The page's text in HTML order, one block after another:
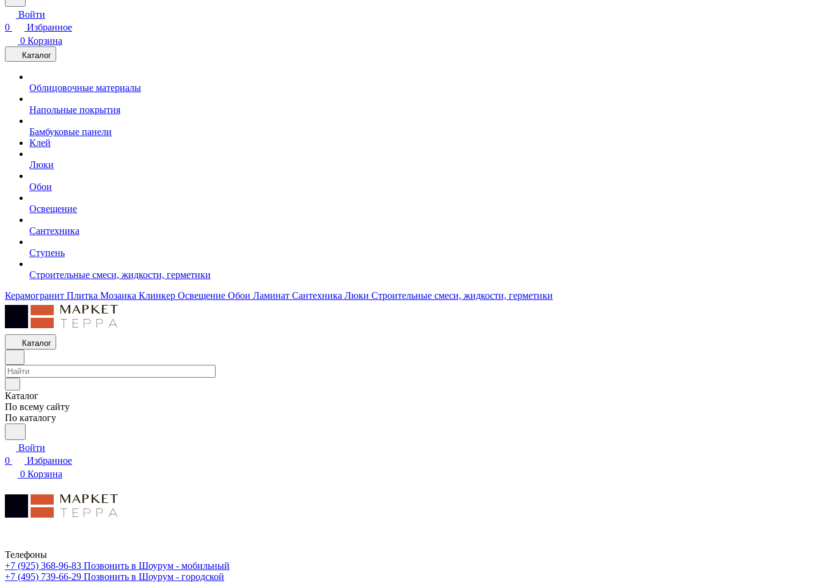
Войти
0
Избранное
0 Корзина
Каталог
Облицовочные материалы
Напольные покрытия
Бамбуковые панели
Клей
Люки
Обои
Освещение
Сантехника
Ступень
Строительные смеси, жидкости, герметики
Керамогранит Плитка Мозаика Клинкер Освещение Обои Ламинат Сантехника Люки Строительные смеси, жидкости, герметики
Каталог
Каталог
По всему сайту
По каталогу
Войти
0
Избранное
0 Корзина
Телефоны
+7 (925) 368-96-83 Позвонить в Шоурум - мобильный
+7 (495) 739-66-29 Позвонить в Шоурум - городской